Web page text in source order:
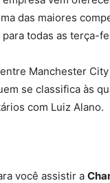
das maiores
todas as terça-
Manchester
se classifica às
com Luiz Alano.
você assistir a